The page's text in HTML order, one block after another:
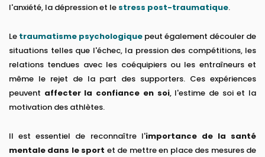
l'anxiété, la dépression et le stress post-traumatique.
Le traumatisme psychologique peut également découler de
situations telles que l'échec, la pression des compétitions, les
relations tendues avec les coéquipiers ou les entraîneurs et
même le rejet de la part des supporters. Ces expériences
peuvent affecter la confiance en soi, l'estime de soi et la
motivation des athlètes.
Il est essentiel de reconnaître l'importance de la santé
mentale dans le sport et de mettre en place des mesures de